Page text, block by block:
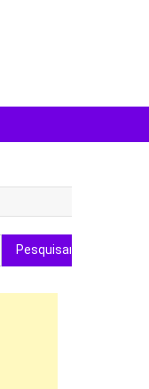
Pesquisar
por: